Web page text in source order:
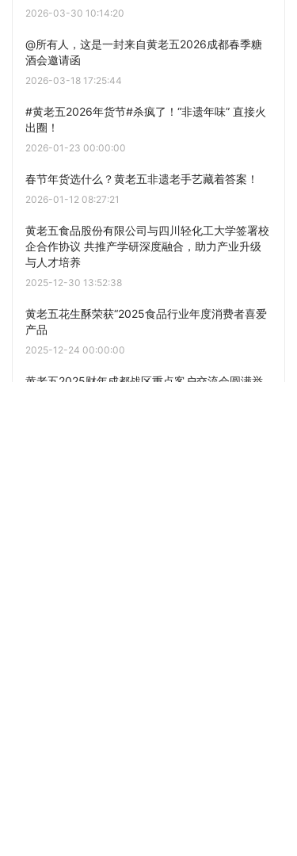
2026-03-30 10:14:20
@所有人，这是一封来自黄老五2026成都春季糖
酒会邀请函
2026-03-18 17:25:44
#黄老五2026年货节#杀疯了！“非遗年味” 直接火
出圈！
2026-01-23 00:00:00
春节年货选什么？黄老五非遗老手艺藏着答案！
2026-01-12 08:27:21
黄老五食品股份有限公司与四川轻化工大学签署校
企合作协议 共推产学研深度融合，助力产业升级
与人才培养
2025-12-30 13:52:38
黄老五花生酥荣获“2025食品行业年度消费者喜爱
产品
2025-12-24 00:00:00
黄老五2025财年成都战区重点客户交流会圆满举